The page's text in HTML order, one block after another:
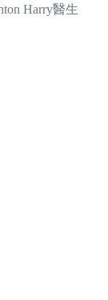
Harry醫生